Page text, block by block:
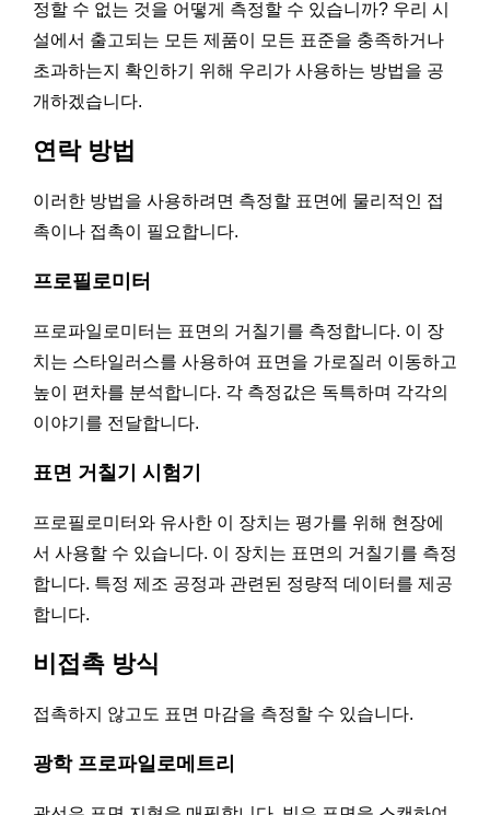
정할 수 없는 것을 어떻게 측정할 수 있습니까? 우리 시
설에서 출고되는 모든 제품이 모든 표준을 충족하거나
초과하는지 확인하기 위해 우리가 사용하는 방법을 공
개하겠습니다.
연락 방법
이러한 방법을 사용하려면 측정할 표면에 물리적인 접
촉이나 접촉이 필요합니다.
프로필로미터
프로파일로미터는 표면의 거칠기를 측정합니다. 이 장
치는 스타일러스를 사용하여 표면을 가로질러 이동하고
높이 편차를 분석합니다. 각 측정값은 독특하며 각각의
이야기를 전달합니다.
표면 거칠기 시험기
프로필로미터와 유사한 이 장치는 평가를 위해 현장에
서 사용할 수 있습니다. 이 장치는 표면의 거칠기를 측정
합니다. 특정 제조 공정과 관련된 정량적 데이터를 제공
합니다.
비접촉 방식
접촉하지 않고도 표면 마감을 측정할 수 있습니다.
광학 프로파일로메트리